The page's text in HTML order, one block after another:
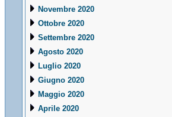
Novembre 2020
Ottobre 2020
Settembre 2020
Agosto 2020
Luglio 2020
Giugno 2020
Maggio 2020
Aprile 2020